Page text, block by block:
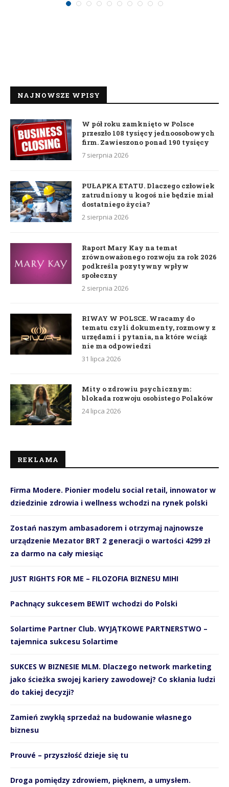
NAJNOWSZE WPISY
W pół roku zamknięto w Polsce
przeszło 108 tysięcy jednoosobowych
firm. Zawieszono ponad 190 tysięcy
7 sierpnia 2026
PUŁAPKA ETATU. Dlaczego człowiek
zatrudniony u kogoś nie będzie miał
dostatniego życia?
2 sierpnia 2026
Raport Mary Kay na temat
zrównoważonego rozwoju za rok 2026
podkreśla pozytywny wpływ
społeczny
2 sierpnia 2026
RIWAY W POLSCE. Wracamy do
tematu czyli dokumenty, rozmowy z
urzędami i pytania, na które wciąż
nie ma odpowiedzi
31 lipca 2026
Mity o zdrowiu psychicznym:
blokada rozwoju osobistego Polaków
24 lipca 2026
REKLAMA
Firma Modere. Pionier modelu social retail, innowator w
dziedzinie zdrowia i wellness wchodzi na rynek polski
Zostań naszym ambasadorem i otrzymaj najnowsze
urządzenie Mezator BRT 2 generacji o wartości 4299 zł
za darmo na cały miesiąc
JUST RIGHTS FOR ME – FILOZOFIA BIZNESU MIHI
Pachnący sukcesem BEWIT wchodzi do Polski
Solartime Partner Club. WYJĄTKOWE PARTNERSTWO –
tajemnica sukcesu Solartime
SUKCES W BIZNESIE MLM. Dlaczego network marketing
jako ścieżka swojej kariery zawodowej? Co skłania ludzi
do takiej decyzji?
Zamień zwykłą sprzedaż na budowanie własnego
biznesu
Prouvé – przyszłość dzieje się tu
Droga pomiędzy zdrowiem, pięknem, a umysłem.